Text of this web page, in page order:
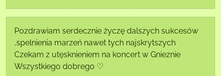
Pozdrawiam serdecznie życzę dalszych sukcesów
,spelnienia marzeń nawet tych najskrytszych
Czekam z utęsknieniem na koncert w Gnieznie
Wszystkiego dobrego ♡